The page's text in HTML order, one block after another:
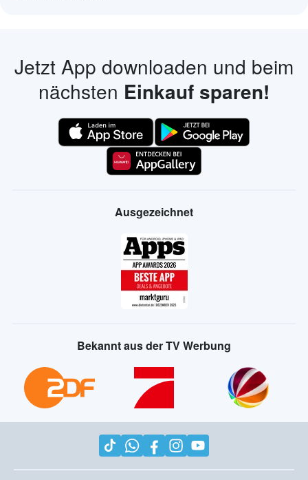
Jetzt App downloaden und beim
nächsten Einkauf sparen!
Ausgezeichnet
Bekannt aus der TV Werbung